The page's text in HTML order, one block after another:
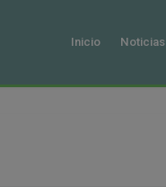
Inicio Noticias